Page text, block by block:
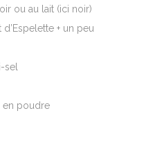
ou au lait (ici noir)
+ un peu
sel
poudre